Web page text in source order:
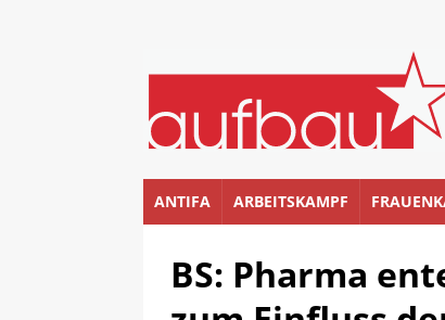
ANTIFA ARBEITSKAMPF
BS: Pharma